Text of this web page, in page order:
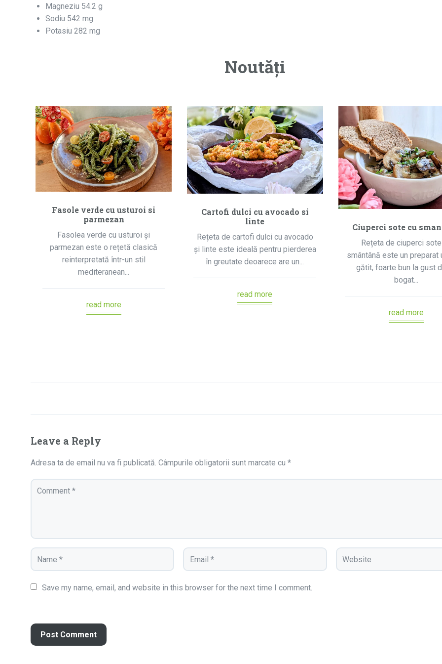
Magneziu 54.2 g
Sodiu 542 mg
Potasiu 282 mg
Noutăți
Fasole verde cu usturoi si
parmezan
Fasolea verde cu usturoi și
parmezan este o rețetă clasică
reinterpretată într-un stil
mediteranean...
read more
Cartofi dulci cu avocado si
linte
Rețeta de cartofi dulci cu avocado
și linte este ideală pentru pierderea
în greutate deoarece are un...
read more
Ciuperci sote cu
Rețeta de ciuperci
smântână este un preparat
gătit, foarte bun la gust
bogat...
read more
Leave a Reply
Adresa ta de email nu va fi publicată. Câmpurile obligatorii sunt marcate cu *
Save my name, email, and website in this browser for the next time I comment.